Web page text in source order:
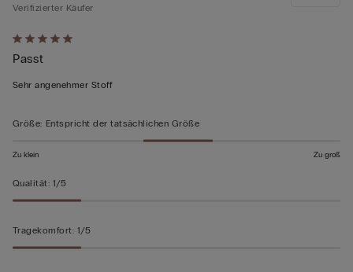
Mit
5
von
bewertet
Verifizierter Käufer
Passt
Sehr angenehmer Stoff
Größe: Entspricht der tatsächlichen Größe
Zu klein Zu groß
Qualität: 1/5
Tragekomfort: 1/5